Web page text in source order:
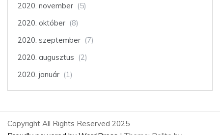
2020. november (5)
2020. október (8)
2020. szeptember (7)
2020. augusztus (2)
2020. január (1)
Copyright All Rights Reserved 2025